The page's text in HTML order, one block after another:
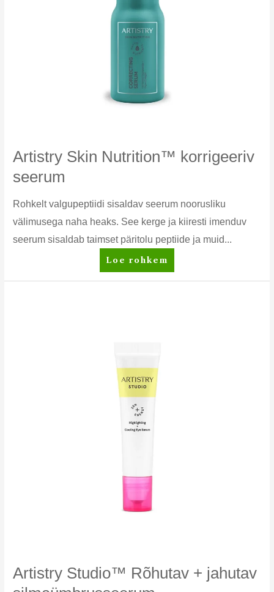
Artistry Skin Nutrition™ korrigeeriv
seerum
Rohkelt valgupeptiidi sisaldav seerum noorusliku
välimusega naha heaks. See kerge ja kiiresti imenduv
seerum sisaldab taimset päritolu peptiide ja muid...
Artistry
Skin
Loe rohkem
Artistry Studio™ Rõhutav + jahutav